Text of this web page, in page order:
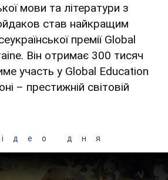
мови та літератури з
став найкращим
премії Global
Він отримає 300 тисяч
участь у Global Education
– престижній світовій
дня